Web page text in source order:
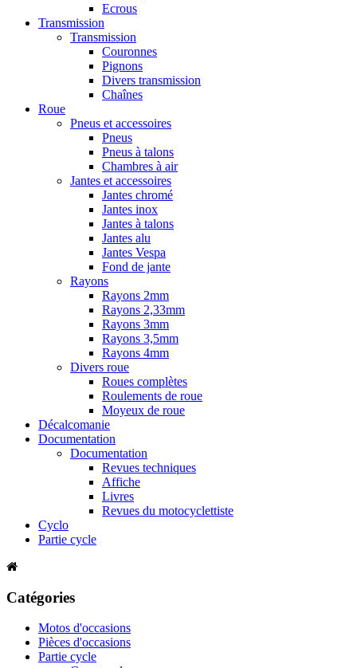
Ecrous
Transmission
Transmission
Couronnes
Pignons
Divers transmission
Chaînes
Roue
Pneus et accessoires
Pneus
Pneus à talons
Chambres à air
Jantes et accessoires
Jantes chromé
Jantes inox
Jantes à talons
Jantes alu
Jantes Vespa
Fond de jante
Rayons
Rayons 2mm
Rayons 2,33mm
Rayons 3mm
Rayons 3,5mm
Rayons 4mm
Divers roue
Roues complètes
Roulements de roue
Moyeux de roue
Décalcomanie
Documentation
Documentation
Revues techniques
Affiche
Livres
Revues du motocyclettiste
Cyclo
Partie cycle
Catégories
Motos d'occasions
Pièces d'occasions
Partie cycle